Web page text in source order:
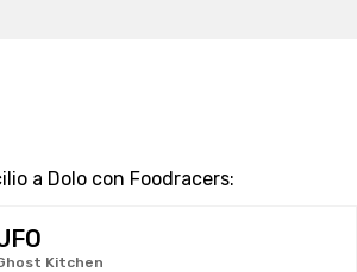
a Dolo con Foodracers:
Kitchen